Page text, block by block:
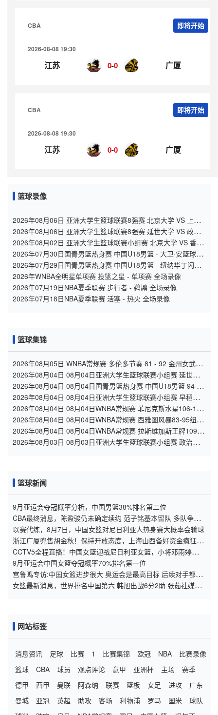
CBA
2026-08-08 19:30
江苏 0-0 广厦
即将开始
CBA
2026-08-08 19:30
江苏 0-0 广厦
即将开始
篮球录像
2026年08月06日 亚洲大学生篮球联赛8强赛 北京大学 VS 上海
交通大学 全场录像
2026年08月06日 亚洲大学生篮球联赛8强赛 延世大学 VS 政治
大学 全场录像
2026年08月02日 亚洲大学生篮球联赛小组赛 北京大学 VS 香港
中文大学 全场录像
2026年07月30日国青男篮热身赛 中国U18男篮 - 大卫·安篮球学
院 全场录像
2026年07月29日国青男篮热身赛 中国U18男篮 - 纽纳华丁闪电
队 全场录像
2026年WNBA全明星单项赛 投篮之星 - 单项赛 全场录像
2026年07月19日NBA夏季联赛 步行者 - 鹈鹕 全场录像
2026年07月18日NBA夏季联赛 活塞 - 热火 全场录像
篮球集锦
2026年08月05日 WNBA常规赛 多伦多节奏 81 - 92 金州女武神
全场集锦
2026年08月04日 08月04日亚洲大学生篮球联赛小组赛 延世大
学 82 - 83 北京大学 集锦
2026年08月04日 08月04日国青男篮热身赛 中国U18男篮 94 -
85 加拿大大卫·安篮球学院 集锦
2026年08月04日 08月04日亚洲大学生篮球联赛小组赛 早稻田
大学 71 - 86 清华大学 集锦
2026年08月04日 08月04日WNBA常规赛 菲尼克斯水星106-101
芝加哥天空 全场集锦
2026年08月04日 08月04日WNBA常规赛 西雅图风暴83-95纽约
自由人 全场集锦
2026年08月04日 08月04日WNBA常规赛 拉斯维加斯王牌109-
87亚特兰大梦想 全场集锦
2026年08月03日 08月03日亚洲大学生篮球联赛小组赛 政治大
篮球新闻
9月亚运会夺冠概率分析，中国男篮38%排名第二位
CBA最终消息，陈盈骏仍未确定续约 范子铭基本留队 多队争抢
胡金秋
以赛代练，8月7日，中国女篮对尼日利亚人热身赛大概率会输球
浙江广厦兜售胡金秋！保持开放态度，上海山西备好资金疯狂抢
人
CCTV5全程直播！中国女篮迎战尼日利亚女篮，小将邓雨婷的赛
场表现格外令人期待
9月亚运会中国女篮夺冠概率70%排名第一位
宫鲁鸣专访:中国女篮进步很大 奥运会是最高目标 后续对手都是
强队
女篮最新消息，世界排名中国第六 韩旭出战6分2助 张茹社媒晒
网站标签
消息资讯 足球 比赛 1 比赛集锦 欧冠 NBA
比赛录像
篮球
CBA 球员 观点评论 意甲 亚洲杯 主场
赛季
德甲
西甲 曼联 阿森纳 联赛 篮板 女足 进攻
广东
曼城
亚冠 英超 助攻 客场 利物浦 罗马 国米
球队